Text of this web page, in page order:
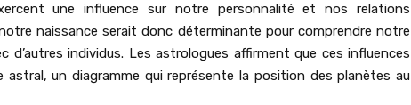
une influence sur notre personnalité et nos relations
naissance serait donc déterminante pour comprendre notre
individus. Les astrologues affirment que ces influences
un diagramme qui représente la position des planètes au